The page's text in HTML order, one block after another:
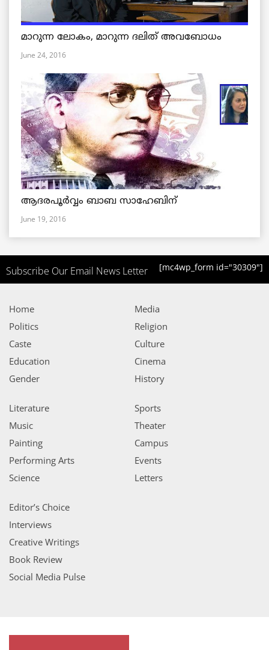
മാറുന്ന ലോകം, മാറുന്ന ദലിത് അവബോധം
June 24, 2016
ആദരപൂര്‍വ്വം ബാബ സാഹേബിന്
June 19, 2016
Subscribe Our Email News Letter [mc4wp_form id="30309"]
Home
Politics
Caste
Education
Gender
Media
Religion
Culture
Cinema
History
Literature
Music
Painting
Performing Arts
Science
Sports
Theater
Campus
Events
Letters
Editor’s Choice
Interviews
Creative Writings
Book Review
Social Media Pulse